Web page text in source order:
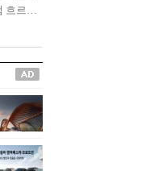
희망을
을 제시
아니라
‘은퇴연
것이다.
끝이 있
흐르고
금융의
한 역할
로서 큰
이 후배
조언을
처럼 흐
는 단순
를 두려